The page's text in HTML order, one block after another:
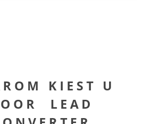
KIEST U
LEAD